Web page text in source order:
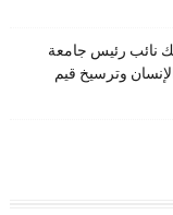
نائب رئيس جامعة
وترسيخ قيم